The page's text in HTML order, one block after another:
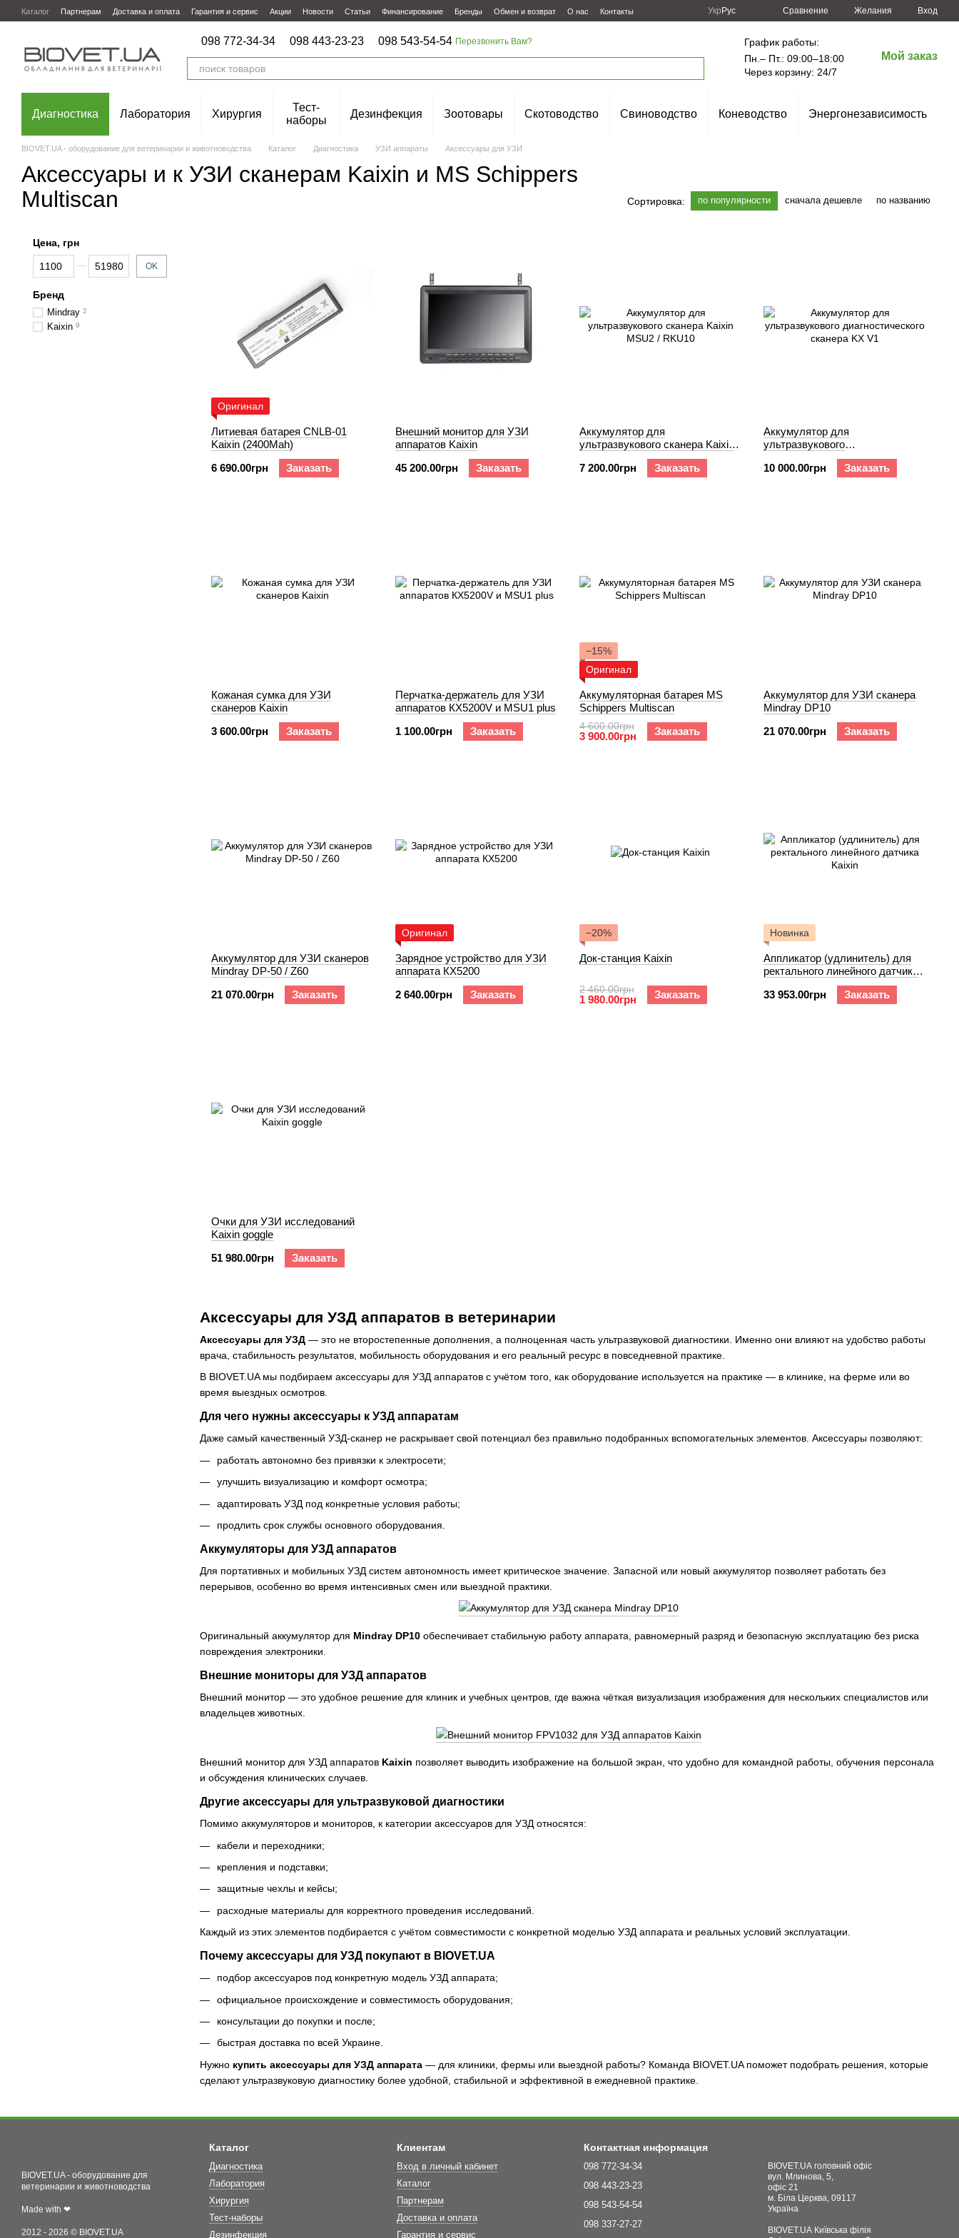
Перейти к основному контенту
Каталог Партнерам Доставка и оплата Гарантия и сервис Акции Новости Статьи Финансирование Бренды Обмен и возврат О нас Контакты Укр Рус Сравнение Желания Вход
098 772-34-34 098 443-23-23 098 543-54-54 Перезвонить Вам?
График работы:
Пн.– Пт.: 09:00–18:00
Через корзину: 24/7
Мой заказ
Диагностика Лаборатория Хирургия
Тест-
наборы
Дезинфекция Зоотовары Скотоводство Свиноводство Коневодство Энергонезависимость
BIOVET.UA - оборудование для ветеринарии и животноводства Каталог Диагностика УЗИ аппараты Аксессуары для УЗИ
Аксессуары и к УЗИ сканерам Kaixin и MS Schippers
Multiscan
Сортировка: по популярности сначала дешевле по названию
Аксессуары для УЗД аппаратов в ветеринарии
Аксессуары для УЗД — это не второстепенные дополнения, а полноценная часть ультразвуковой диагностики. Именно они влияют на удобство работы
врача, стабильность результатов, мобильность оборудования и его реальный ресурс в повседневной практике.
В BIOVET.UA мы подбираем аксессуары для УЗД аппаратов с учётом того, как оборудование используется на практике — в клинике, на ферме или во
время выездных осмотров.
Для чего нужны аксессуары к УЗД аппаратам
Даже самый качественный УЗД-сканер не раскрывает свой потенциал без правильно подобранных вспомогательных элементов. Аксессуары позволяют:
работать автономно без привязки к электросети;
улучшить визуализацию и комфорт осмотра;
адаптировать УЗД под конкретные условия работы;
продлить срок службы основного оборудования.
Аккумуляторы для УЗД аппаратов
Для портативных и мобильных УЗД систем автономность имеет критическое значение. Запасной или новый аккумулятор позволяет работать без
перерывов, особенно во время интенсивных смен или выездной практики.
Оригинальный аккумулятор для Mindray DP10 обеспечивает стабильную работу аппарата, равномерный разряд и безопасную эксплуатацию без риска
повреждения электроники.
Внешние мониторы для УЗД аппаратов
Внешний монитор — это удобное решение для клиник и учебных центров, где важна чёткая визуализация изображения для нескольких специалистов или
владельцев животных.
Внешний монитор для УЗД аппаратов Kaixin позволяет выводить изображение на большой экран, что удобно для командной работы, обучения персонала
и обсуждения клинических случаев.
Другие аксессуары для ультразвуковой диагностики
Помимо аккумуляторов и мониторов, к категории аксессуаров для УЗД относятся:
кабели и переходники;
крепления и подставки;
защитные чехлы и кейсы;
расходные материалы для корректного проведения исследований.
Каждый из этих элементов подбирается с учётом совместимости с конкретной моделью УЗД аппарата и реальных условий эксплуатации.
Почему аксессуары для УЗД покупают в BIOVET.UA
подбор аксессуаров под конкретную модель УЗД аппарата;
официальное происхождение и совместимость оборудования;
консультации до покупки и после;
быстрая доставка по всей Украине.
Нужно купить аксессуары для УЗД аппарата — для клиники, фермы или выездной работы? Команда BIOVET.UA поможет подобрать решения, которые
сделают ультразвуковую диагностику более удобной, стабильной и эффективной в ежедневной практике.
Оригинал
Литиевая батарея CNLB-01
Kaixin (2400Mah)
6 690.00грн
Заказать
Внешний монитор для УЗИ
аппаратов Kaixin
45 200.00грн
Заказать
Аккумулятор для
ультразвукового сканера Kaixin
MSU2 / RKU10
7 200.00грн
Заказать
Аккумулятор для
ультразвукового
диагностического сканера KX V1
10 000.00грн
Заказать
Кожаная сумка для УЗИ
сканеров Kaixin
3 600.00грн
Заказать
Перчатка-держатель для УЗИ
аппаратов КХ5200V и MSU1 plus
1 100.00грн
Заказать
−15%
Оригинал
Аккумуляторная батарея MS
Schippers Multiscan
4 600.00грн
3 900.00грн Заказать
Аккумулятор для УЗИ сканера
Mindray DP10
21 070.00грн
Заказать
Аккумулятор для УЗИ сканеров
Mindray DP-50 / Z60
21 070.00грн
Заказать
Оригинал
Зарядное устройство для УЗИ
аппарата КХ5200
2 640.00грн
Заказать
−20%
Док-станция Kaixin
2 460.00грн
1 980.00грн Заказать
Новинка
Аппликатор (удлинитель) для
ректального линейного датчика
33 953.00грн
Заказать
Очки для УЗИ исследований
Kaixin goggle
51 980.00грн
Заказать
Цена, грн
От Цена, грн
До Цена, грн OK
Бренд
Mindray 2
Kaixin 9
BIOVET.UA - оборудование для
ветеринарии и животноводства
Made with ❤
2012 - 2026 © BIOVET.UA
Каталог
Диагностика
Лаборатория
Хирургия
Тест-наборы
Дезинфекция
Клиентам
Вход в личный кабинет
Каталог
Партнерам
Доставка и оплата
Гарантия и сервис
Контактная информация
098 772-34-34
098 443-23-23
098 543-54-54
098 337-27-27
BIOVET.UA головний офіс
вул. Млинова, 5,
офіс 21
м. Біла Церква, 09117
Україна
BIOVET.UA Київська філія